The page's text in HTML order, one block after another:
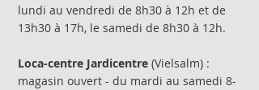
lundi au vendredi de 8h30 à 12h et de
13h30 à 17h, le samedi de 8h30 à 12h.
Loca-centre Jardicentre (Vielsalm) :
magasin ouvert - du mardi au samedi 8-